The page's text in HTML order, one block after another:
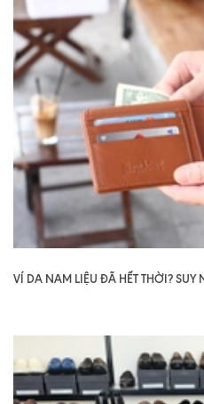
VÍ DA NAM LIỆU ĐÃ HẾT THỜI? SUY